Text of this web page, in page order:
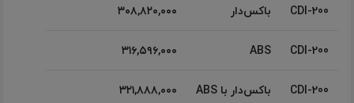
CDI-200
باکس‌دار
۳۰۸,۸۲۰,۰۰۰
CDI-200
ABS
۳۱۶,۵۹۶,۰۰۰
CDI-200
باکس‌دار با ABS
۳۲۱,۸۸۸,۰۰۰